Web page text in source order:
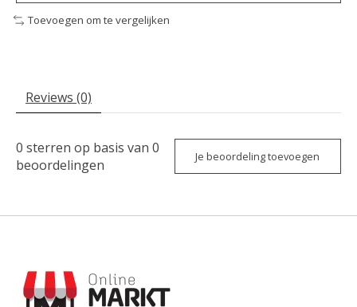
Toevoegen om te vergelijken
Reviews (0)
0 sterren op basis van 0
beoordelingen
Je beoordeling toevoegen